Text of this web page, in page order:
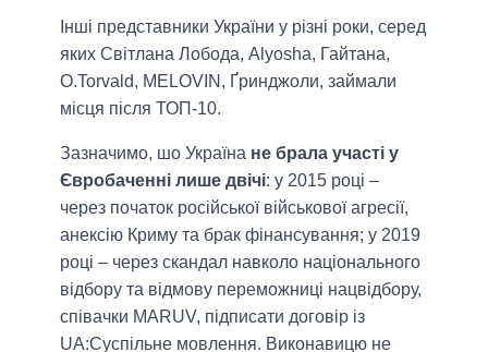
Інші представники України у різні роки, серед
яких Світлана Лобода, Alyosha, Гайтана,
O.Torvald, MELOVIN, Ґринджоли, займали
місця після ТОП-10.
Зазначимо, шо Україна не брала участі у
Євробаченні лише двічі: у 2015 році –
через початок російської військової агресії,
анексію Криму та брак фінансування; у 2019
році – через скандал навколо національного
відбору та відмову переможниці нацвідбору,
співачки MARUV, підписати договір із
UA:Суспільне мовлення. Виконавицю не